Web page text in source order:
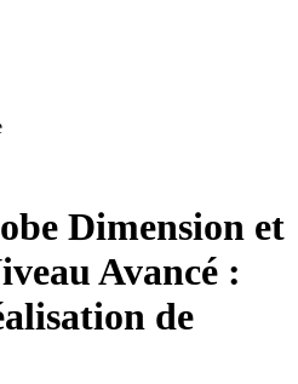
Dimension et
Avancé :
de